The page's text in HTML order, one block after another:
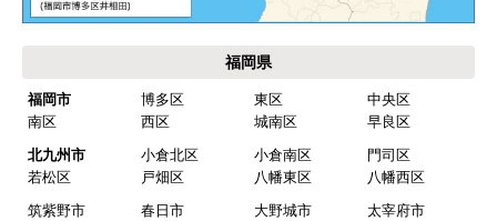
欲しい商品をスムーズに注文できましたか？
予定の期日までに商品が届きましたか？
商品の梱包は必要十分なものでしたか？
福岡県
福岡市 博多区 東区
中央区
南区
西区 城南区
早良区
北九州市
小倉北区 小倉南区
門司区
若松区
戸畑区 八幡東区
八幡西区
筑紫野市
春日市 大野城市
太宰府市